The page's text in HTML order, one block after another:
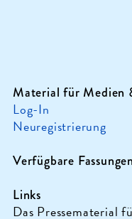
Material für Medien
Log-In
Neuregistrierung
Verfügbare Fassungen
Links
Das Pressematerial